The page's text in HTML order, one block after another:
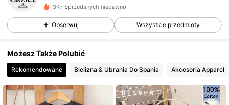
c***kzaobserwował(-a)6 godzin(y) temu
215 Obserwujący
4,55
4,55 215 Obserwujący
3K+ Sprzedanych niedawno
Obserwuj Wszystkie przedmioty
Możesz Także Polubić
Rekomendowane Bielizna & Ubrania Do Spania Akcesoria Apparel